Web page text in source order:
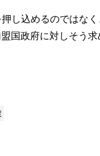
し込めるのではな
国政府に対しそう求